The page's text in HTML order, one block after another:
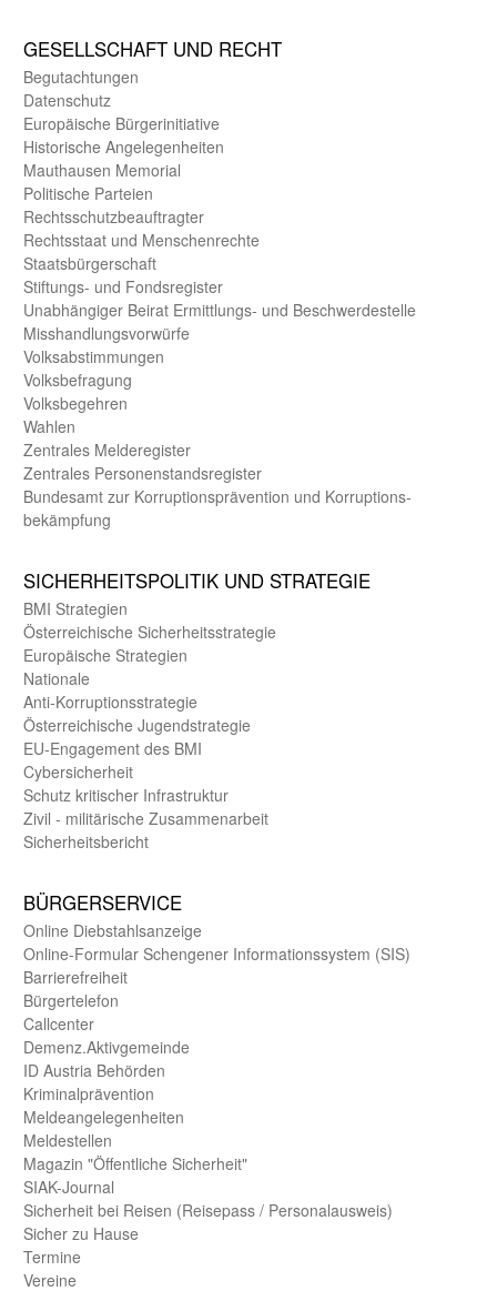
GE­SELL­SCHAFT UND RECHT
Begut­achtungen
Daten­schutz
Europäische Bürger­initiative
Historische Angelegen­heiten
Mauthausen Memorial
Politische Parteien
Rechts­schutz­beauftragter
Rechts­staat und Menschen­rechte
Staats­bürger­schaft
Stiftungs- und Fonds­register
Unab­hängiger Beirat Ermittlungs- und Beschwerde­stelle
Misshandlungs­vorwürfe
Volks­abstimmungen
Volks­befragung
Volks­begehren
Wahlen
Zentrales Melde­register
Zentrales Personen­stands­register
Bundes­amt zur Korrup­tions­prävention und Korrup­tions­
bekämpfung
SICHER­HEITS­POLITIK UND STRATEGIE
BMI Strategien
Öster­reichische Sicherheits­strategie
Europäische Strategien
Nationale
Anti-Korruptions­strategie
Öster­reichische Jugend­strategie
EU-Engagement des BMI
Cybersicherheit
Schutz kritischer Infra­struktur
Zivil - militärische Zusammen­arbeit
Sicherheits­bericht
BÜRGER­SERVICE
Online Diebstahls­anzeige
Online-Formular Schengener Informationssystem (SIS)
Barriere­freiheit
Bürger­telefon
Call­center
Demenz.Aktiv­gemeinde
ID Austria Behörden
Kriminal­prävention
Melde­an­ge­le­gen­heiten
Meld­estellen
Magazin "Öffentliche Sicherheit"
SIAK-Journal
Sicherheit bei Reisen (Reise­pass / Personal­ausweis)
Sicher zu Hause
Termine
Vereine